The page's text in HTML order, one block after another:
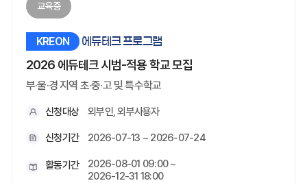
교육중
KREON 에듀테크 프로그램
2026 에듀테크 시범-적용 학교 모집
부·울·경 지역 초·중·고 및 특수학교
신청대상 외부인, 외부사용자
신청기간 2026-07-13 ~ 2026-07-24
활동기간
2026-08-01 09:00 ~
2026-12-31 18:00